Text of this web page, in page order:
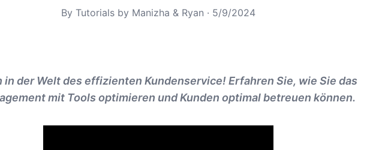
By Tutorials by Manizha & Ryan · 5/9/2024
in der Welt des effizienten Kundenservice! Erfahren Sie, wie Sie das
mit Tools optimieren und Kunden optimal betreuen können.